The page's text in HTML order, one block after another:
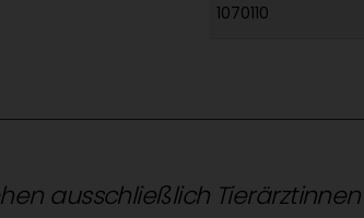
1070110
ausschließlich